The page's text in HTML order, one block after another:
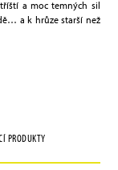
a moc temných sil
a k hrůze starší než
PRODUKTY